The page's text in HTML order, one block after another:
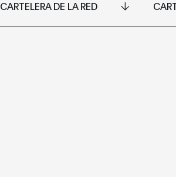
CARTELERA DE LA RED